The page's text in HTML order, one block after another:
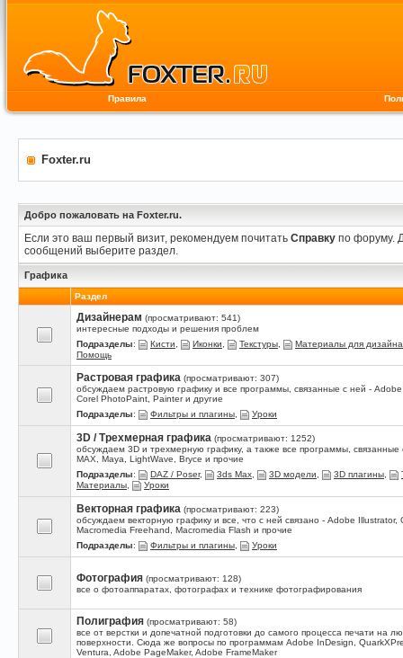
Правила
Foxter.ru
Добро пожаловать на Foxter.ru.
Если это ваш первый визит, рекомендуем почитать Справку по форуму.
сообщений выберите раздел.
Графика
Раздел
Дизайнерам (просматривают: 541)
интересные подходы и решения проблем
Подразделы: Кисти Иконки Текстуры
Материалы для дизайна
Помощь
Растровая графика (просматривают: 307)
обсуждаем растровую графику и все программы, связанные с ней -
Corel PhotoPaint, Painter и другие
Подразделы: Фильтры и плагины Уроки
3D / Трехмерная графика (просматривают: 1252)
обсуждаем 3D и трехмерную графику, а также все программы, связанные
MAX, Maya, LightWave, Bryce и прочие
Подразделы: DAZ / Poser, 3ds Max 3D модели 3D плагины
Материалы
Уроки
Векторная графика (просматривают: 223)
обсуждаем векторную графику и все, что с ней связано - Adobe Illustrator,
Macromedia Freehand, Macromedia Flash и прочие
Подразделы: Фильтры и плагины Уроки
Фотография (просматривают: 128)
все о фотоаппаратах, фотографах и технике фотографирования
Полиграфия (просматривают: 58)
все от верстки и допечатной подготовки до самого процесса печати на
поверхности. Сюда же вопросы по программам Adobe InDesign,
Ventura, Adobe PageMaker, Adobe FrameMaker